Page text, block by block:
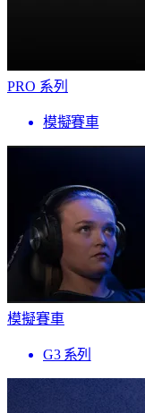
PRO 系列
模擬賽車
模擬賽車
G3 系列